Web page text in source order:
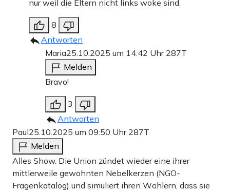
nur weil die Eltern nicht links woke sind.
8
Antworten
Maria25.10.2025 um 14:42 Uhr 287T
Melden
Bravo!
3
Antworten
Paul25.10.2025 um 09:50 Uhr 287T
Melden
Alles Show. Die Union zündet wieder eine ihrer
mittlerweile gewohnten Nebelkerzen (NGO-
Fragenkatalog) und simuliert ihren Wählern, dass sie